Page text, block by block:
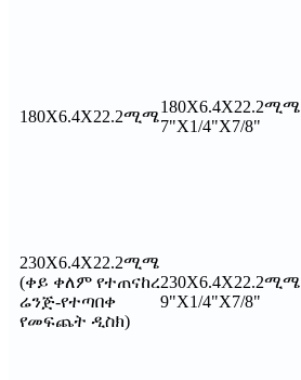
180X6.4X22.2ሚሜ
7"X1/4"X7/8"
230X6.4X22.2ሚሜ
(ቀይ ቀለም የተጠናከረ
ሬንጅ-የተጣበቀ
የመፍጨት ዲስክ)
9"X1/4"X7/8"